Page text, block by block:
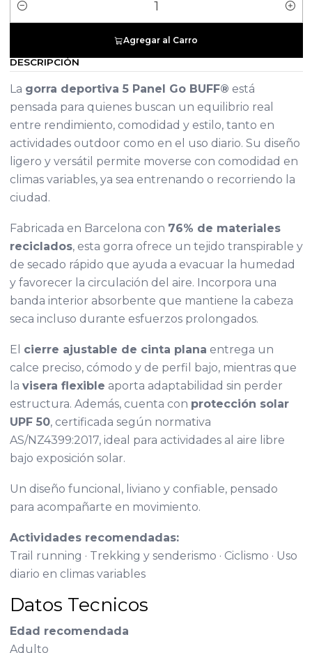
Cantidad
Agregar al Carro
DESCRIPCIÓN
La gorra deportiva 5 Panel Go BUFF® está
pensada para quienes buscan un equilibrio real
entre rendimiento, comodidad y estilo, tanto en
actividades outdoor como en el uso diario. Su diseño
ligero y versátil permite moverse con comodidad en
climas variables, ya sea entrenando o recorriendo la
ciudad.
Fabricada en Barcelona con 76% de materiales
reciclados, esta gorra ofrece un tejido transpirable y
de secado rápido que ayuda a evacuar la humedad
y favorecer la circulación del aire. Incorpora una
banda interior absorbente que mantiene la cabeza
seca incluso durante esfuerzos prolongados.
El cierre ajustable de cinta plana entrega un
calce preciso, cómodo y de perfil bajo, mientras que
la visera flexible aporta adaptabilidad sin perder
estructura. Además, cuenta con protección solar
UPF 50, certificada según normativa
AS/NZ4399:2017, ideal para actividades al aire libre
bajo exposición solar.
Un diseño funcional, liviano y confiable, pensado
para acompañarte en movimiento.
Actividades recomendadas:
Trail running · Trekking y senderismo · Ciclismo · Uso
diario en climas variables
Datos Tecnicos
Edad recomendada
Adulto